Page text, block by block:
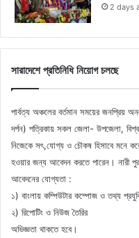
2 days
সারাদেশে প্রতিনিধি নিয়োগ চলছে
পার্বত্য অঞ্চলের বর্তমান সময়ের
দর্পন) পত্রিকায় সকল জেলা- উপজেলা,
নিজেকে সৎ,যোগ্য ও চৌকষ হিসাবে মনে
হওয়ার জন্য আবেদন করতে পারেন। নারী
আবেদনের যোগ্যতা :
১) বাংলায় কম্পিউটার কম্পোজ ও তথ্য
২) রিপোটিং ও নিউজ তৈরির
অভিজ্ঞতা থাকতে হবে।